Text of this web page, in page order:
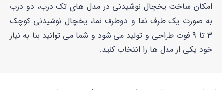
امکان ساخت یخچال نوشیدنی در مدل های تک درب، دو درب
به صورت یک طرف نما و دوطرف نما، یخچال نوشیدنی کوچک
3 تا 9 فوت طراحی و تولید می شود و شما می توانید بنا به نیاز
خود یکی از مدل ها را انتخاب کنید.